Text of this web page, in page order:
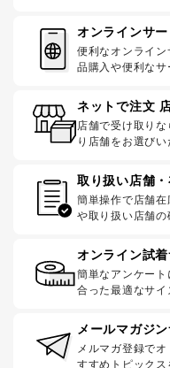
オンラインサ
便利なオンライ
品購入や便利なサ
ネットで注文
店舗で受け取り
り店舗をお選びい
取り扱い店舗
簡単操作で店舗
や取り扱い店舗の
オンライン試
簡単なアンケー
合った最適なサイ
メールマガジ
メルマガ登録で
すすめトピックス